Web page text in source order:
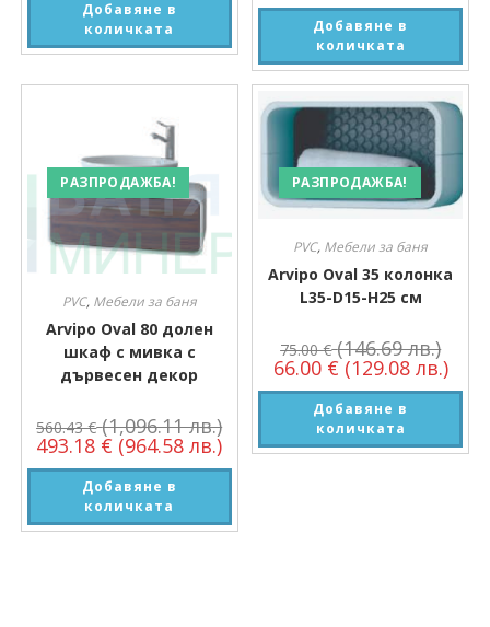
Добавяне в
количката
Добавяне в
количката
РАЗПРОДАЖБА!
PVC, Мебели за баня
Arvipo Oval 80 долен
шкаф с мивка с
дървесен декор
560.43€ (1,096.11 лв.)
493.18 € (964.58 лв.)
Добавяне в
количката
РАЗПРОДАЖБА!
PVC, Мебели за баня
Arvipo Oval 35 колонка
L35-D15-H25 см
75.00€ (146.69 лв.)
66.00 € (129.08 лв.)
Добавяне в
количката